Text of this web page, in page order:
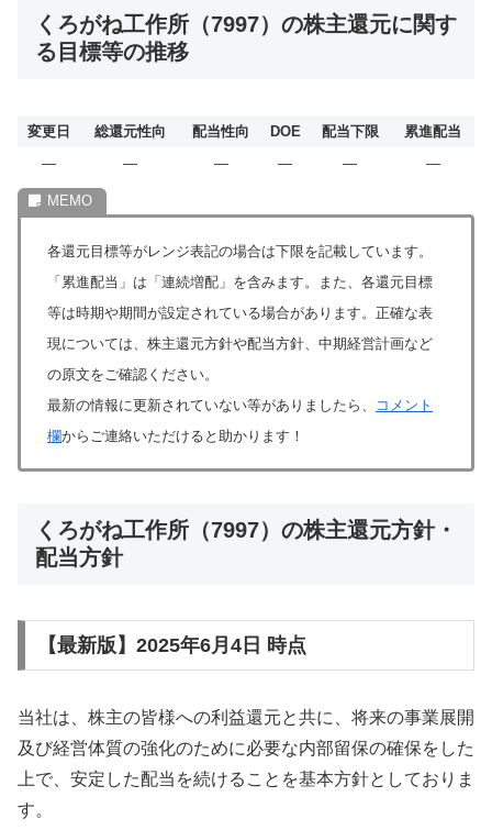
くろがね工作所（7997）の株主還元に関す
る目標等の推移
変更日 総還元性向 配当性向 DOE 配当下限
累進配当
―
― ― ― ― ―
各還元目標等がレンジ表記の場合は下限を記載しています。
「累進配当」は「連続増配」を含みます。また、各還元目標
等は時期や期間が設定されている場合があります。正確な表
現については、株主還元方針や配当方針、中期経営計画など
の原文をご確認ください。
最新の情報に更新されていない等がありましたら、
コメント
欄からご連絡いただけると助かります！
くろがね工作所（7997）の株主還元方針・
配当方針
【最新版】2025年6月4日 時点
当社は、株主の皆様への利益還元と共に、将来の事業展開
及び経営体質の強化のために必要な内部留保の確保をした
上で、安定した配当を続けることを基本方針としておりま
す。